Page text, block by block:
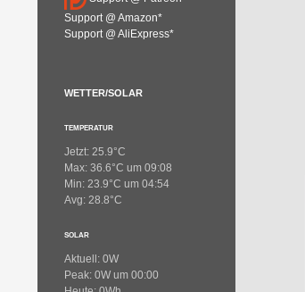
Support @ Amazon*
Support @ AliExpress*
WETTER/SOLAR
TEMPERATUR
Jetzt: 25.9°C
Max: 36.6°C um 09:08
Min: 23.9°C um 04:54
Avg: 28.8°C
SOLAR
Aktuell: 0W
Peak: 0W um 00:00